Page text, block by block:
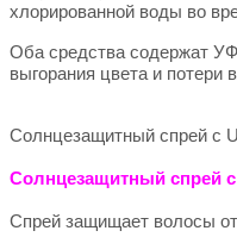
хлорированной воды во
Оба средства содержат
выгорания цвета и потери
Солнцезащитный спрей с
Солнцезащитный спрей
Спрей защищает волосы от